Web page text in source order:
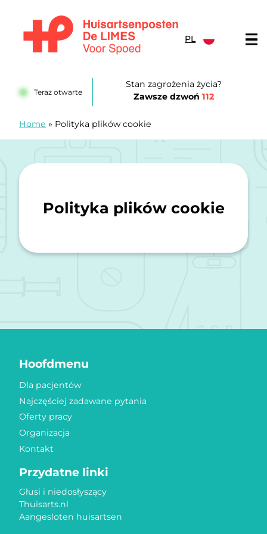
PL
Teraz otwarte
Stan zagrożenia życia?
Zawsze dzwoń 112
Home » Polityka plików cookie
Polityka plików cookie
Hoofdmenu
Dla pacjentów
Najczęściej zadawane pytania
Oferty pracy
Organizacja
Kontakt
Przydatne linki
Głusi i niedosłyszący
Thuisarts.nl
Aangesloten huisartsen